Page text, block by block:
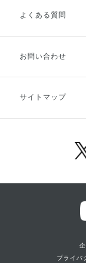
ご利用ガイドトップ
お支払方法
キャンセル・返品
よくある質問
お問い合わせ
サイトマップ
プライバ